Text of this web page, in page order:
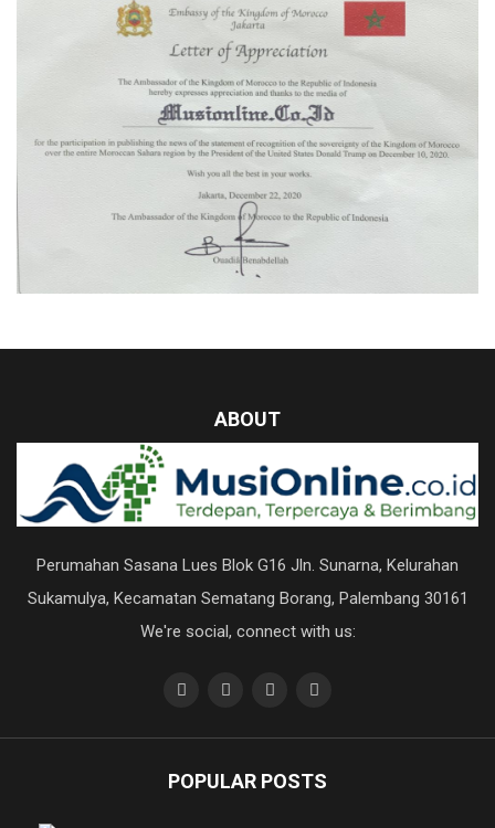
ABOUT
Perumahan Sasana Lues Blok G16 Jln. Sunarna, Kelurahan
Sukamulya, Kecamatan Sematang Borang, Palembang 30161
We're social, connect with us:
POPULAR POSTS